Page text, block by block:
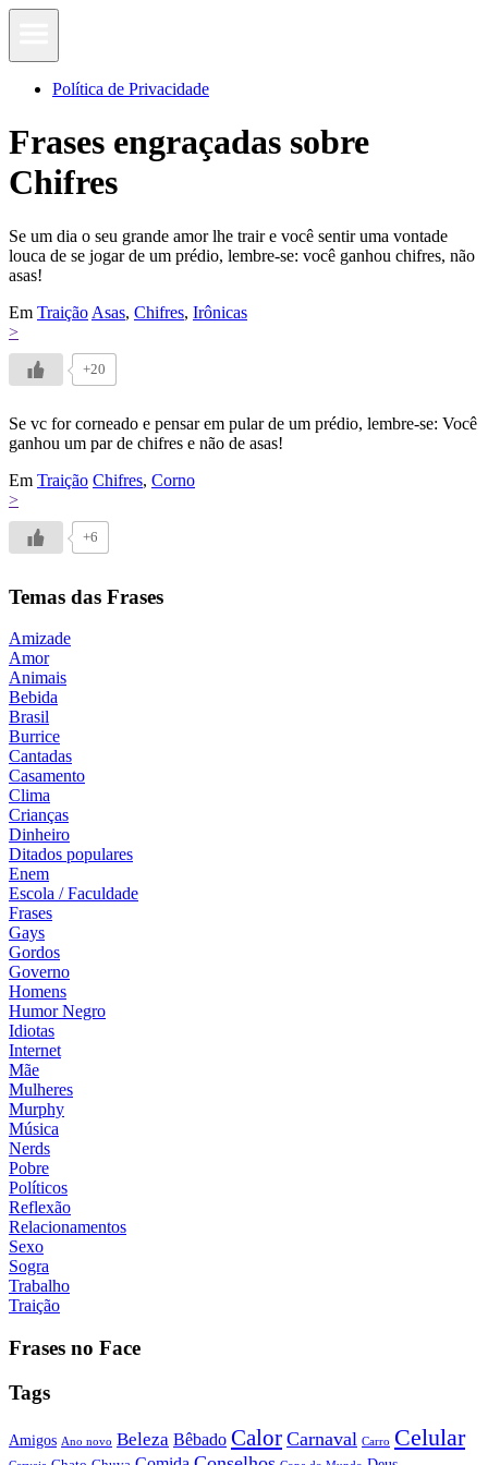
Política de Privacidade
Frases engraçadas sobre
Chifres
Se um dia o seu grande amor lhe trair e você sentir uma vontade
louca de se jogar de um prédio, lembre-se: você ganhou chifres, não
asas!
Em Traição Asas, Chifres, Irônicas
>
+20
Se vc for corneado e pensar em pular de um prédio, lembre-se: Você
ganhou um par de chifres e não de asas!
Em Traição Chifres, Corno
>
+6
Temas das Frases
Amizade
Amor
Animais
Bebida
Brasil
Burrice
Cantadas
Casamento
Clima
Crianças
Dinheiro
Ditados populares
Enem
Escola / Faculdade
Frases
Gays
Gordos
Governo
Homens
Humor Negro
Idiotas
Internet
Mãe
Mulheres
Murphy
Música
Nerds
Pobre
Políticos
Reflexão
Relacionamentos
Sexo
Sogra
Trabalho
Traição
Frases no Face
Tags
Amigos Ano novo Beleza Bêbado Calor Carnaval Carro Celular